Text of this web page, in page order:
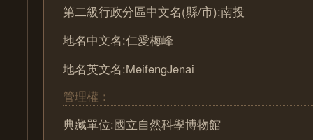
第二級行政分區中文名(縣/市):南投
地名中文名:仁愛梅峰
地名英文名:MeifengJenai
管理權：
典藏單位:國立自然科學博物館